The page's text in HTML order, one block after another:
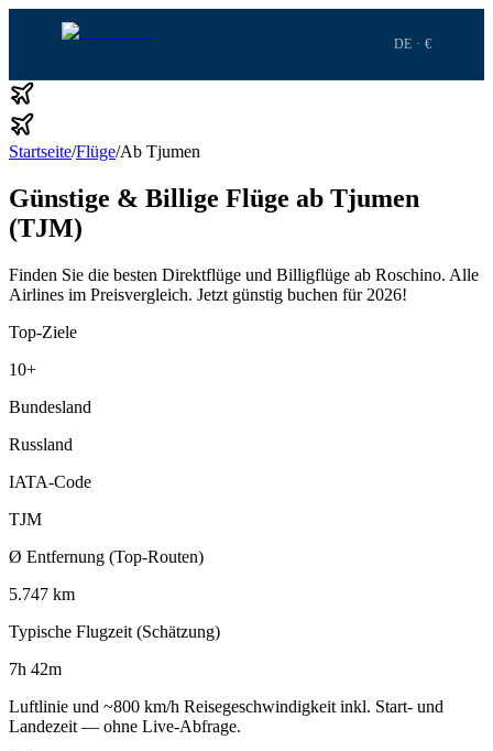
DE · €
Startseite/Flüge/Ab Tjumen
Günstige & Billige Flüge ab Tjumen
(TJM)
Finden Sie die besten Direktflüge und Billigflüge ab Roschino. Alle
Airlines im Preisvergleich. Jetzt günstig buchen für 2026!
Top-Ziele
10+
Bundesland
Russland
IATA-Code
TJM
Ø Entfernung (Top-Routen)
5.747 km
Typische Flugzeit (Schätzung)
7h 42m
Luftlinie und ~800 km/h Reisegeschwindigkeit inkl. Start- und
Landezeit — ohne Live-Abfrage.